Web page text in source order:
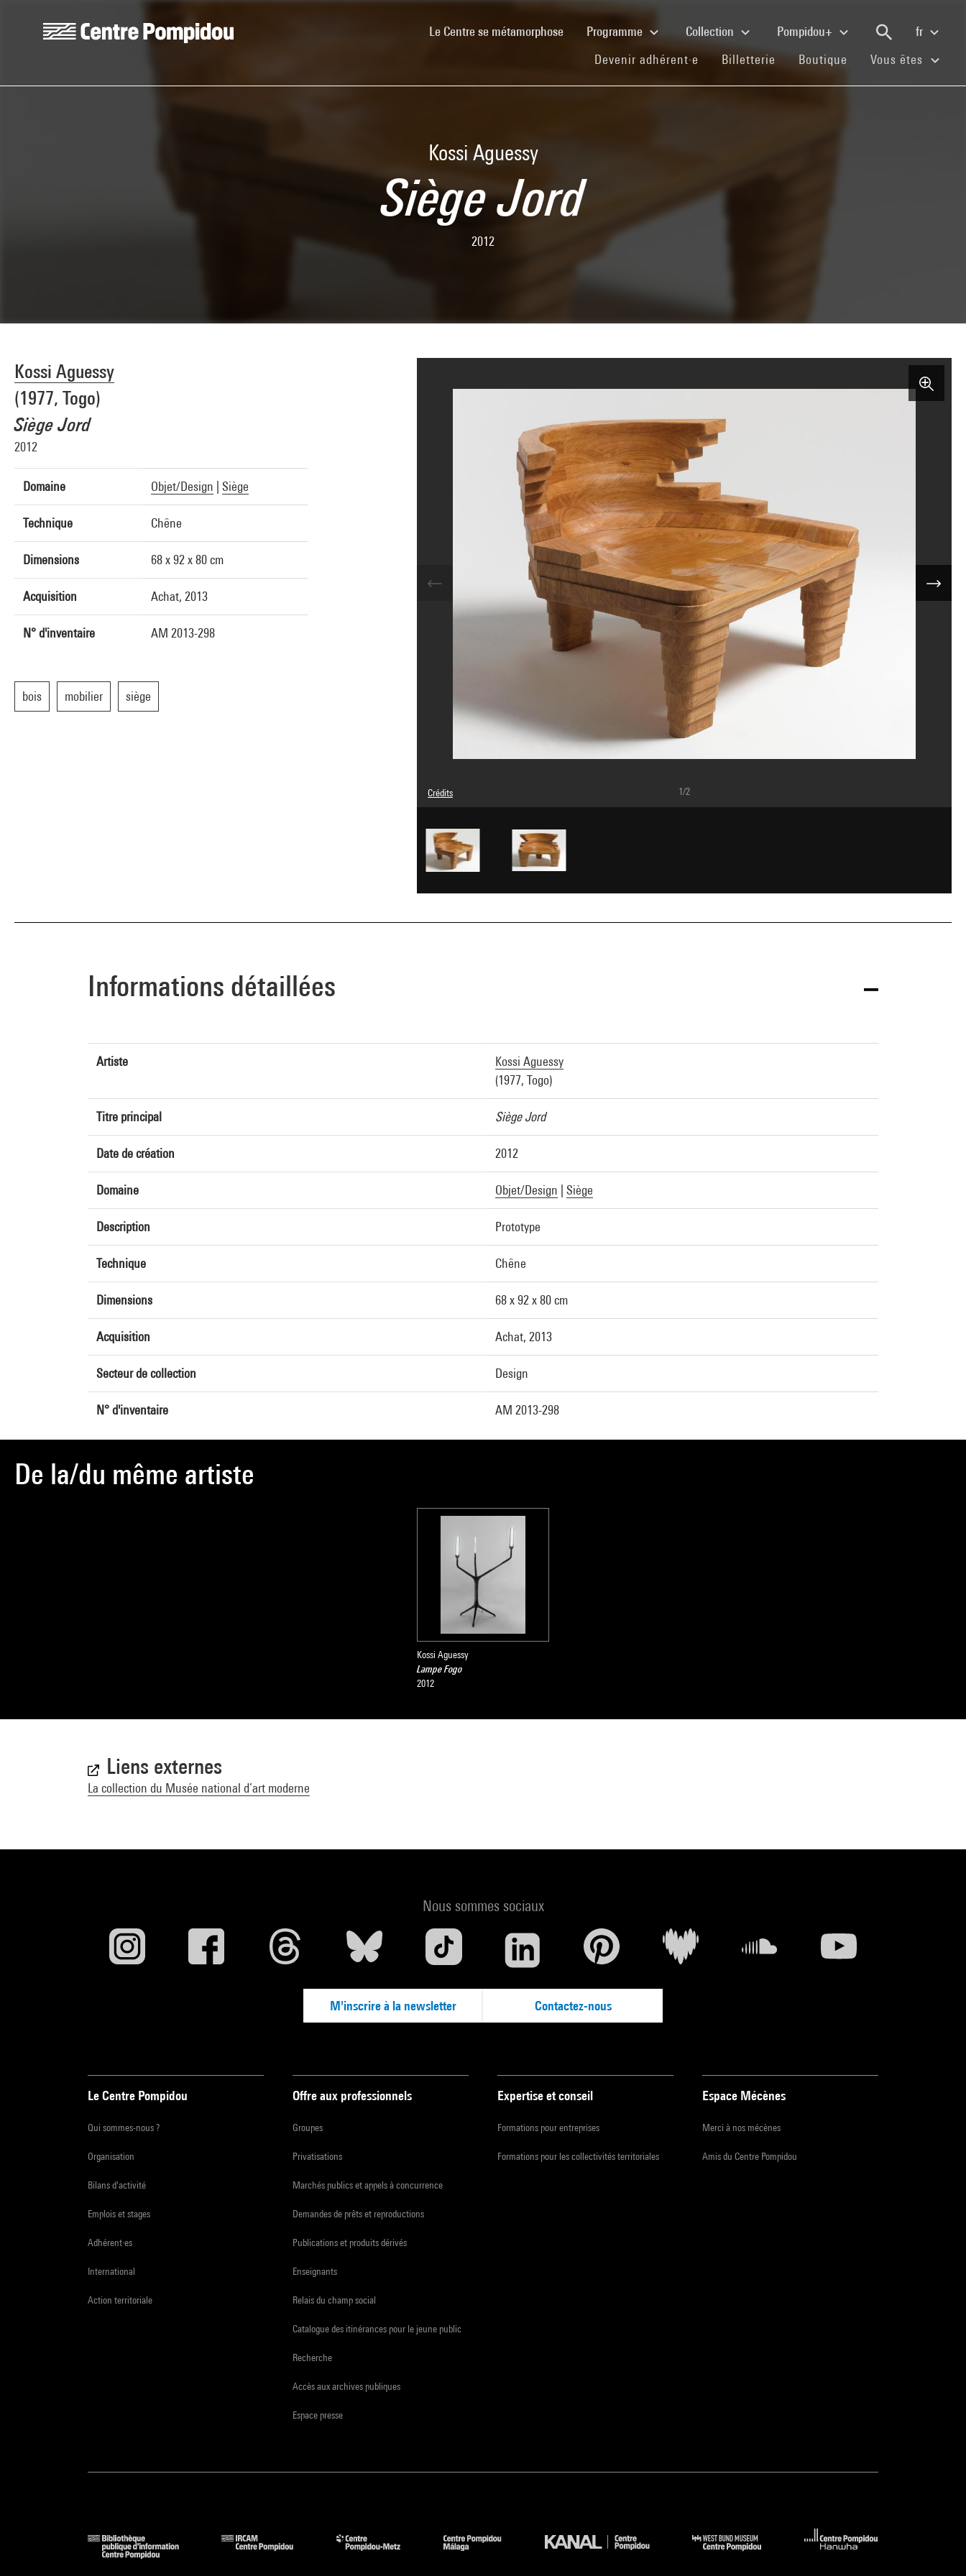
Le Centre se métamorphose(current)Programme Collection Pompidou+
fr
Devenir adhérent·e (current)
Billetterie (current)
Boutique (current)
Vous êtes
Kossi Aguessy
Siège Jord
2012
Kossi Aguessy
(1977, Togo)
Siège Jord
2012
Domaine Objet/Design Siège
Technique Chêne
Dimensions 68 x 92 x 80 cm
Acquisition Achat, 2013
N° d'inventaire AM 2013-298
bois mobilier siège
Crédits
© Kossi Aguessy
Réf. image : 4N42612
Diffusion image :
GrandPalaisRmnPhoto
1/2
Informations détaillées
Artiste
Kossi Aguessy
(1977, Togo)
Titre principal Siège Jord
Date de création 2012
Domaine Objet/Design Siège
Description Prototype
Technique Chêne
Dimensions 68 x 92 x 80 cm
Acquisition Achat, 2013
Secteur de collection Design
N° d'inventaire AM 2013-298
De la/du même artiste
Kossi Aguessy
Lampe Fogo
2012
Liens externes
La collection du Musée national d’art moderne
Nous sommes sociaux
M'inscrire à la newsletter Contactez-nous
Le Centre Pompidou
Qui sommes-nous ?
Organisation
Bilans d'activité
Emplois et stages
Adhérent·es
International
Action territoriale
Offre aux professionnels
Groupes
Privatisations
Marchés publics et appels à concurrence
Demandes de prêts et reproductions
Publications et produits dérivés
Enseignants
Relais du champ social
Catalogue des itinérances pour le jeune public
Recherche
Accès aux archives publiques
Espace presse
Expertise et conseil
Formations pour entreprises
Formations pour les collectivités territoriales
Espace Mécènes
Merci à nos mécènes
Amis du Centre Pompidou